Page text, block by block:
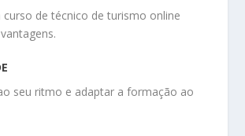
curso de técnico de turismo online
seu ritmo e adaptar a formação ao